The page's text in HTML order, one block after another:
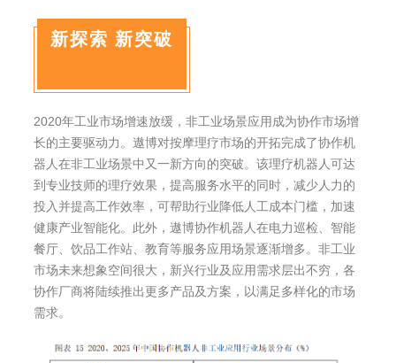
新探索 新突破
2020年工业市场增速放缓，非工业场景应用成为协作市场增
长的主要驱动力。遨博对按摩理疗市场的开拓完成了协作机
器人在非工业场景中又一新方向的突破。该理疗机器人可达
到专业技师的理疗效果，提高服务水平的同时，减少人力的
投入并提高工作效率，可帮助行业降低人工成本门槛，加速
健康产业智能化。此外，遨博协作机器人在电力巡检、智能
餐厅、饮品工作站、教育等服务应用场景逐渐增多。非工业
市场未来想象空间很大，新兴行业及应用需求层出不穷，各
协作厂商将陆续推出更多产品及方案，以满足多样化的市场
需求。